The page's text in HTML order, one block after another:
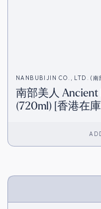
NANBUBIJIN CO., LTD. (南
南部美人
(720ml) [香港在